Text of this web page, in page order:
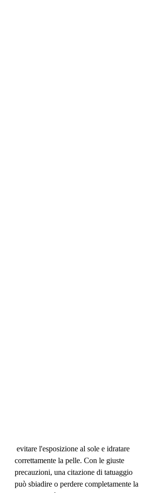
correttamente la pelle. Con le giuste
precauzioni, una citazione di tatuaggio
può sbiadire o perdere completamente la